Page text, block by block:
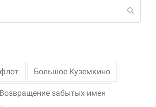
Большое Куземкино
Возвращение забытых имен